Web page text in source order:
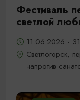
Фестиваль
светлой
11.06.2026 -
Светлогорск,
напротив